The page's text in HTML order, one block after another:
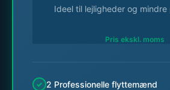
Ideel til lejligheder og mindre
Pris ekskl. moms
2 Professionelle flyttemænd